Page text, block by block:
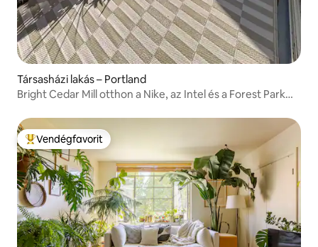
Társasházi lakás – Portland
Bright Cedar Mill otthon a Nike, az Intel és a Forest Park
Kiemelt vendégfavorit
Vendégfavorit